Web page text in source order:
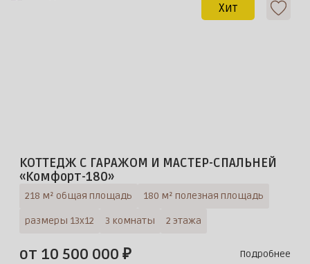
Хит
КОТТЕДЖ С ГАРАЖОМ И МАСТЕР-СПАЛЬНЕЙ
«Комфорт-180»
218 м² общая площадь 180 м² полезная площадь
размеры 13х12 3 комнаты 2 этажа
от 10 500 000 ₽ Подробнее